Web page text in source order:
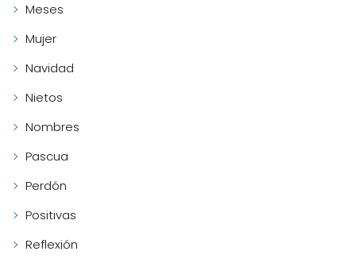
Meses
Mujer
Navidad
Nietos
Nombres
Pascua
Perdón
Positivas
Reflexión